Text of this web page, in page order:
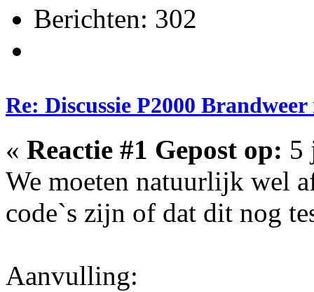
Berichten: 302
Re: Discussie P2000
« Reactie #1 Gepost op: 5
We moeten natuurlijk wel
code`s zijn of dat dit nog
Aanvulling: